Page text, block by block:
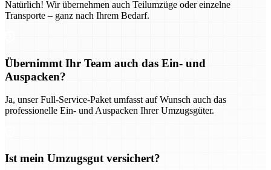
Natürlich! Wir übernehmen auch Teilumzüge oder einzelne
Transporte – ganz nach Ihrem Bedarf.
Übernimmt Ihr Team auch das Ein- und
Auspacken?
Ja, unser Full-Service-Paket umfasst auf Wunsch auch das
professionelle Ein- und Auspacken Ihrer Umzugsgüter.
Ist mein Umzugsgut versichert?